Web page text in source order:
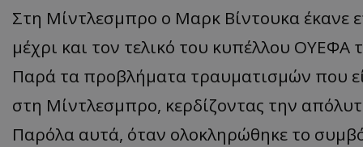
Στη Μίντλεσμπρο ο Μαρκ Βίντουκα έκανε
μέχρι και τον τελικό του κυπέλλου
Παρά τα προβλήματα τραυματισμών που
στη Μίντλεσμπρο, κερδίζοντας την
Παρόλα αυτά, όταν ολοκληρώθηκε το